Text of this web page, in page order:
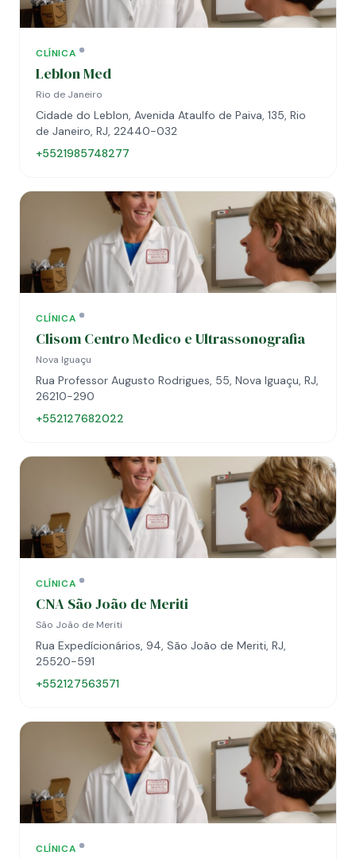
CLÍNICA
Leblon Med
Rio de Janeiro
Cidade do Leblon, Avenida Ataulfo de Paiva, 135, Rio
de Janeiro, RJ, 22440-032
+5521985748277
CLÍNICA
Clisom Centro Medico e Ultrassonografia
Nova Iguaçu
Rua Professor Augusto Rodrigues, 55, Nova Iguaçu, RJ,
26210-290
+552127682022
CLÍNICA
CNA São João de Meriti
São João de Meriti
Rua Expedícionários, 94, São João de Meriti, RJ,
25520-591
+552127563571
CLÍNICA